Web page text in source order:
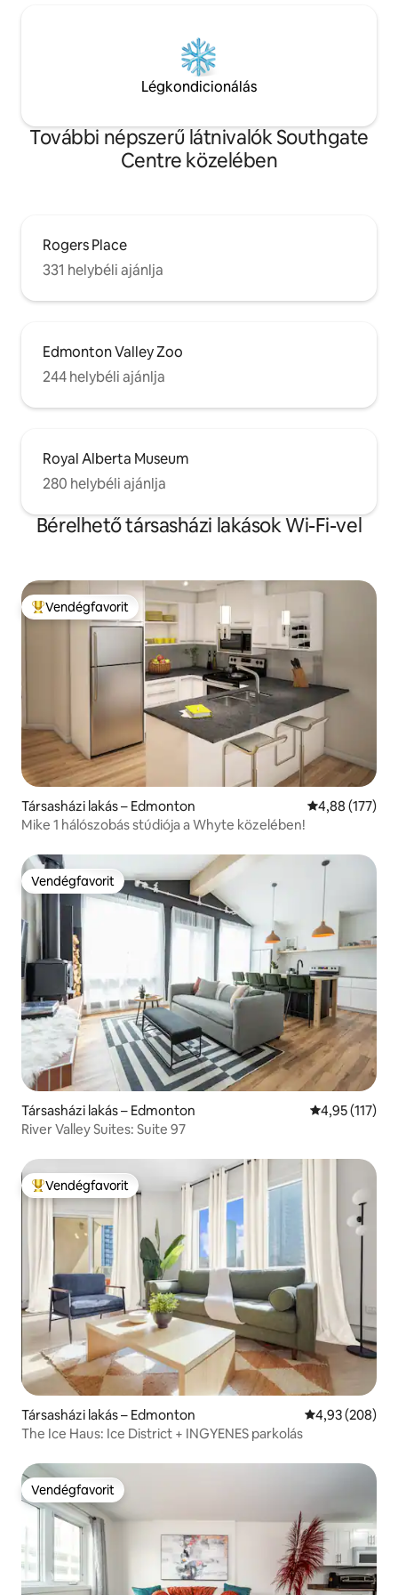
Légkondicionálás
További népszerű látnivalók Southgate
Centre közelében
Rogers Place
331 helybéli ajánlja
Edmonton Valley Zoo
244 helybéli ajánlja
Royal Alberta Museum
280 helybéli ajánlja
Bérelhető társasházi lakások Wi-Fi-vel
Kiemelt vendégfavorit
Vendégfavorit
Társasházi lakás – Edmonton Átlagos
4,88 (177)
Mike 1 hálószobás stúdiója a Whyte közelében!
Vendégfavorit
Vendégfavorit
Társasházi lakás – Edmonton Átlagos
4,95 (117)
River Valley Suites: Suite 97
Kiemelt vendégfavorit
Vendégfavorit
Társasházi lakás – Edmonton Átlagos
4,93 (208)
The Ice Haus: Ice District + INGYENES parkolás
Vendégfavorit
Vendégfavorit